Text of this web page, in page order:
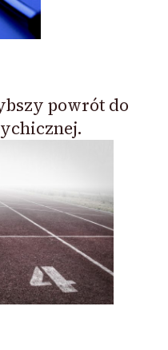
powrót do